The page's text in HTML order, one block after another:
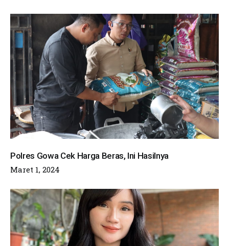
Polres Gowa Cek Harga Beras, Ini Hasilnya
Maret 1, 2024